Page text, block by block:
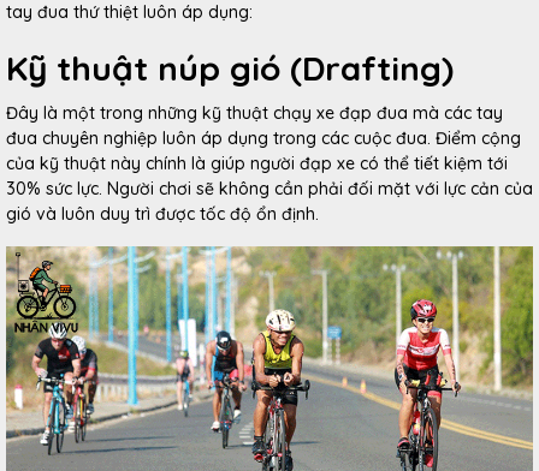
tay đua thứ thiệt luôn áp dụng:
Kỹ thuật núp gió (Drafting)
Đây là một trong những kỹ thuật chạy xe đạp đua mà các tay
đua chuyên nghiệp luôn áp dụng trong các cuộc đua. Điểm cộng
của kỹ thuật này chính là giúp người đạp xe có thể tiết kiệm tới
30% sức lực. Người chơi sẽ không cần phải đối mặt với lực cản của
gió và luôn duy trì được tốc độ ổn định.